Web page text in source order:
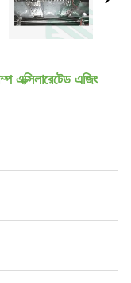
এজিং